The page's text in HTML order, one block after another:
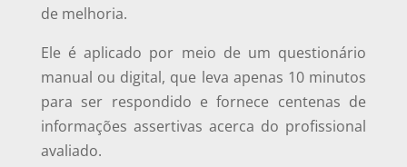
de melhoria.
Ele é aplicado por meio de um questionário
manual ou digital, que leva apenas 10 minutos
para ser respondido e fornece centenas de
informações assertivas acerca do profissional
avaliado.